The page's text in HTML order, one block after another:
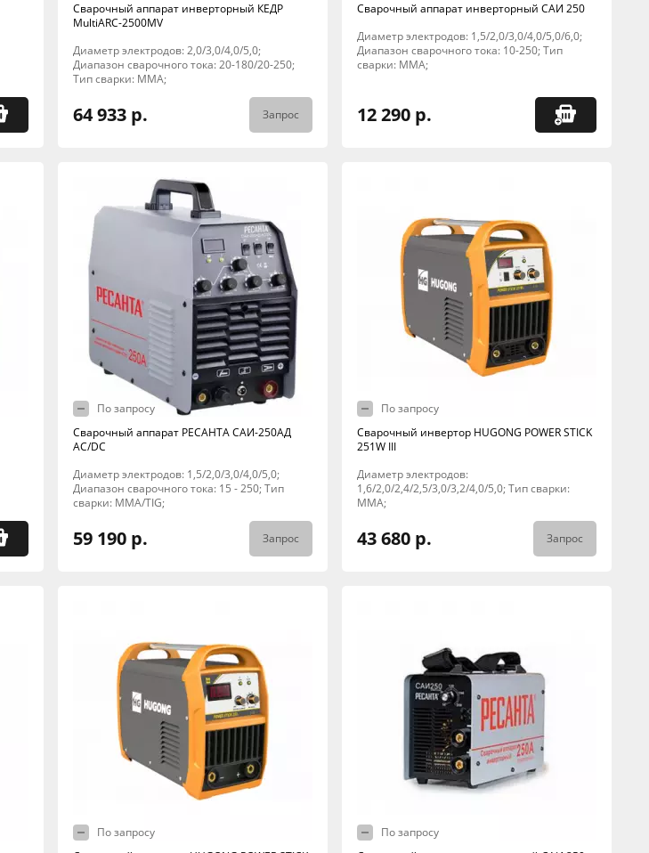
Сварочный аппарат инверторный КЕДР
MultiARC-2500MV
Диаметр электродов: 2,0/3,0/4,0/5,0;
Диапазон сварочного тока: 20-180/20-250;
Тип сварки: MMA;
64 933 р. Запрос
Сварочный аппарат инверторный САИ 250
Диаметр электродов: 1,5/2,0/3,0/4,0/5,0/6,0;
Диапазон сварочного тока: 10-250; Тип
сварки: MMA;
12 290 р.
По запросу
Сварочный аппарат РЕСАНТА САИ-250АД
AC/DC
Диаметр электродов: 1,5/2,0/3,0/4,0/5,0;
Диапазон сварочного тока: 15 - 250; Тип
сварки: MMA/TIG;
59 190 р. Запрос
По запросу
Сварочный инвертор HUGONG POWER STICK
251W III
Диаметр электродов:
1,6/2,0/2,4/2,5/3,0/3,2/4,0/5,0; Тип сварки:
MMA;
43 680 р. Запрос
По запросу
По запросу